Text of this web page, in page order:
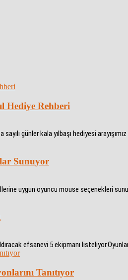
Hediye Rehberi
günler kala yılbaşı hediyesi
Sunuyor
uygun oyuncu mouse seçenekleri
efsanevi 5 ekipmanı
Tanıtıyor